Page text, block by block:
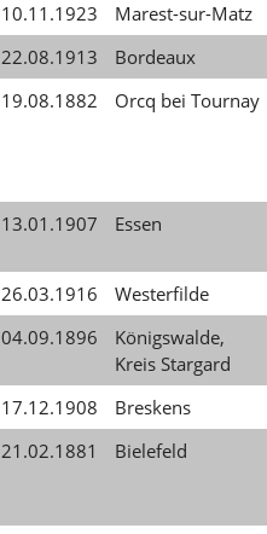
10.11.1923
Marest-sur-Matz
22.08.1913
Bordeaux
19.08.1882 Orcq bei Tournay
13.01.1907 Essen
26.03.1916
Westerfilde
04.09.1896
Königswalde,
Kreis Stargard
17.12.1908
Breskens
21.02.1881 Bielefeld